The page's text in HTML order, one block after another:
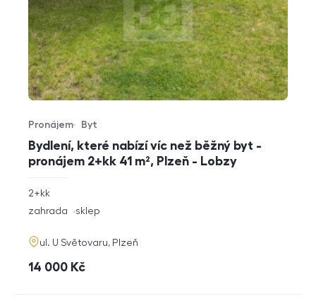
Bydlení, které nabízí víc než běžný byt -
pronájem 2+kk 41 m², Plzeň - Lobzy
Typ nabídky
Pronájem
Typ nemovitosti
Byt
rozměry
2+kk
funkce
zahrada sklep
adresa
ul. U Světovaru, Plzeň
cena
14 000 Kč